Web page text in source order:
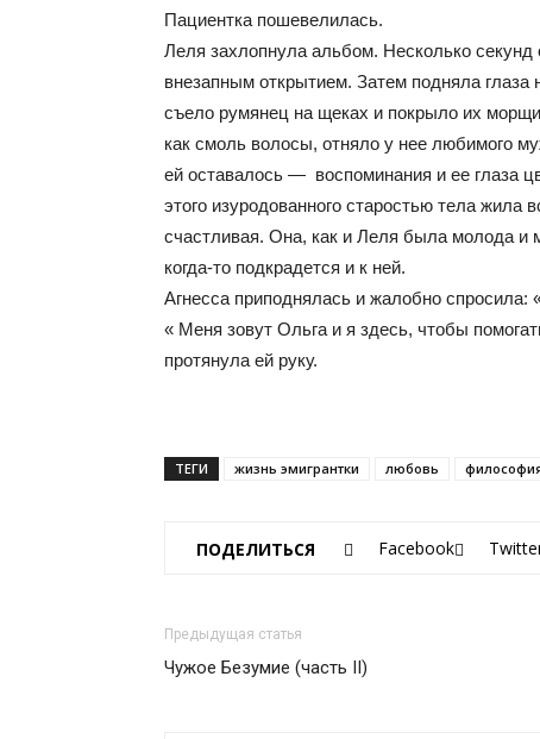
Пациентка пошевелилась.
Леля захлопнула альбом. Несколько секунд
внезапным открытием. Затем подняла
съело румянец на щеках и покрыло их
как смоль волосы, отняло у нее любимого
ей оставалось — воспоминания и ее глаза
этого изуродованного старостью тела жила
счастливая. Она, как и Леля была молода и
когда-то подкрадется и к ней.
Агнесса приподнялась и жалобно спросила:
« Меня зовут Ольга и я здесь, чтобы
протянула ей руку.
ТЕГИ жизнь эмигрантки любовь
ПОДЕЛИТЬСЯ Facebook
Предыдущая статья
Чужое Безумие (часть II)